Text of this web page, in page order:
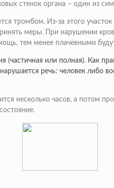
стенок органа – один из
тромбом. Из-за этого
меры. При нарушении
тем менее плачевными
или полная). Как
речь: человек либо
несколько часов, а потом